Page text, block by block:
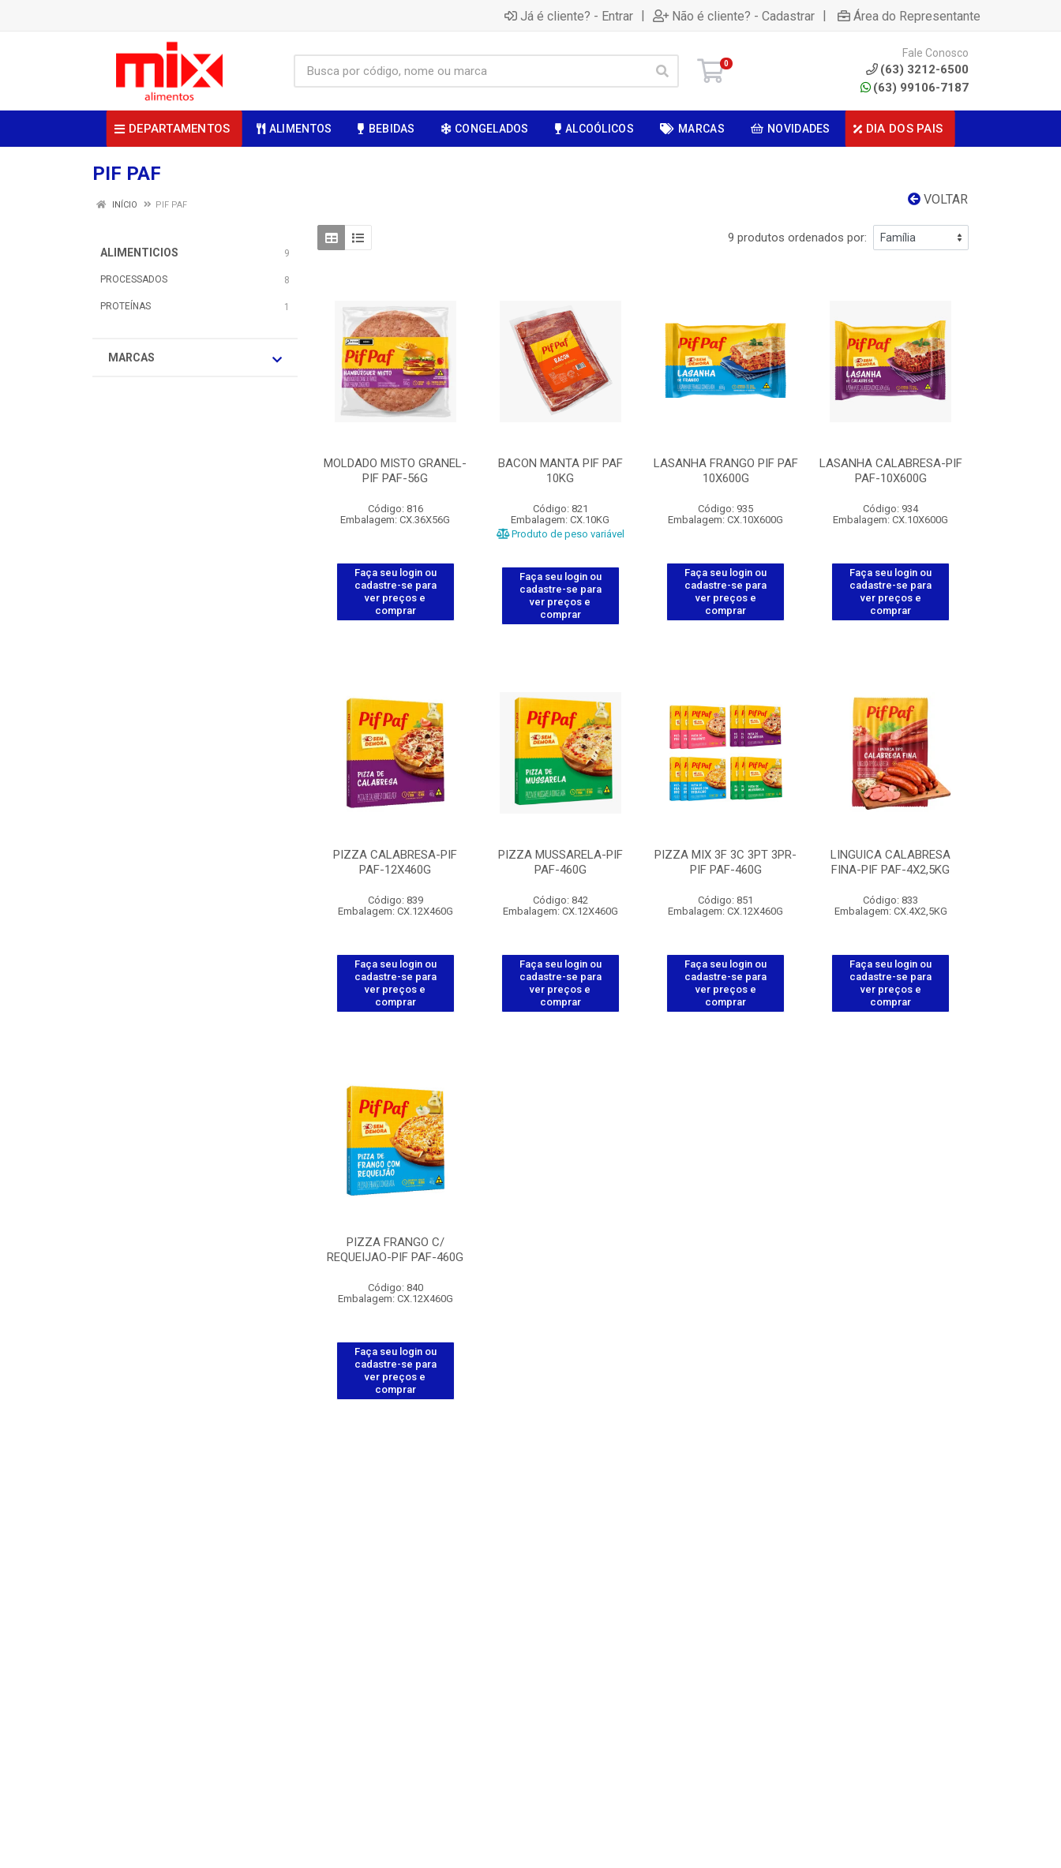
Já é cliente? - Entrar | Não é cliente? - Cadastrar | Área do Representante
0
Fale Conosco
(63) 3212-6500
(63) 99106-7187
DEPARTAMENTOS ALIMENTOS BEBIDAS CONGELADOS ALCOÓLICOS MARCAS NOVIDADES DIA DOS PAIS
PIF PAF
VOLTAR
INÍCIO PIF PAF
ALIMENTICIOS 9
PROCESSADOS 8
PROTEÍNAS 1
MARCAS
9 produtos ordenados por:
MOLDADO MISTO GRANEL-
PIF PAF-56G
Código: 816
Embalagem: CX.36X56G
Faça seu login ou
cadastre-se para
ver preços e
comprar
BACON MANTA PIF PAF
10KG
Código: 821
Embalagem: CX.10KG
Produto de peso variável
Faça seu login ou
cadastre-se para
ver preços e
comprar
LASANHA FRANGO PIF PAF
10X600G
Código: 935
Embalagem: CX.10X600G
Faça seu login ou
cadastre-se para
ver preços e
comprar
LASANHA CALABRESA-PIF
PAF-10X600G
Código: 934
Embalagem: CX.10X600G
Faça seu login ou
cadastre-se para
ver preços e
comprar
PIZZA CALABRESA-PIF
PAF-12X460G
Código: 839
Embalagem: CX.12X460G
Faça seu login ou
cadastre-se para
ver preços e
comprar
PIZZA MUSSARELA-PIF
PAF-460G
Código: 842
Embalagem: CX.12X460G
Faça seu login ou
cadastre-se para
ver preços e
comprar
PIZZA MIX 3F 3C 3PT 3PR-
PIF PAF-460G
Código: 851
Embalagem: CX.12X460G
Faça seu login ou
cadastre-se para
ver preços e
comprar
LINGUICA CALABRESA
FINA-PIF PAF-4X2,5KG
Código: 833
Embalagem: CX.4X2,5KG
Faça seu login ou
cadastre-se para
ver preços e
comprar
PIZZA FRANGO C/
REQUEIJAO-PIF PAF-460G
Código: 840
Embalagem: CX.12X460G
Faça seu login ou
cadastre-se para
ver preços e
comprar